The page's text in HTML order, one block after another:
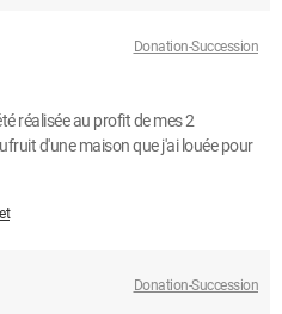
Donation-Succession
réalisée au profit de mes 2
d'une maison que j'ai louée pour
Donation-Succession